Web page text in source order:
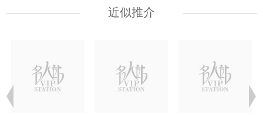
近似推介